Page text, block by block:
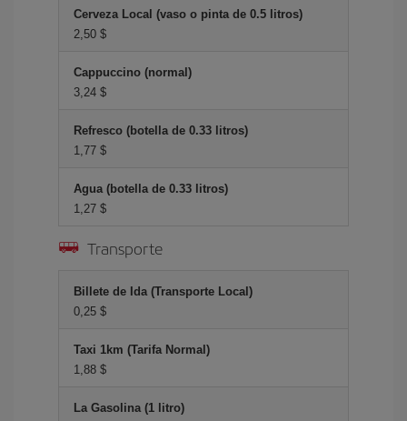
Cerveza Local (vaso o pinta de 0.5 litros)
2,50 $
Cappuccino (normal)
3,24 $
Refresco (botella de 0.33 litros)
1,77 $
Agua (botella de 0.33 litros)
1,27 $
Transporte
Billete de Ida (Transporte Local)
0,25 $
Taxi 1km (Tarifa Normal)
1,88 $
La Gasolina (1 litro)